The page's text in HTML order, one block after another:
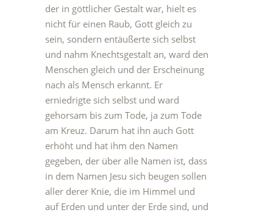
der in göttlicher Gestalt war, hielt es
nicht für einen Raub, Gott gleich zu
sein, sondern entäußerte sich selbst
und nahm Knechtsgestalt an, ward den
Menschen gleich und der Erscheinung
nach als Mensch erkannt. Er
erniedrigte sich selbst und ward
gehorsam bis zum Tode, ja zum Tode
am Kreuz. Darum hat ihn auch Gott
erhöht und hat ihm den Namen
gegeben, der über alle Namen ist, dass
in dem Namen Jesu sich beugen sollen
aller derer Knie, die im Himmel und
auf Erden und unter der Erde sind, und